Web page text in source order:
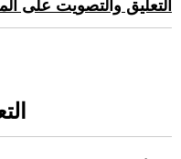
التعليق والتصويت على